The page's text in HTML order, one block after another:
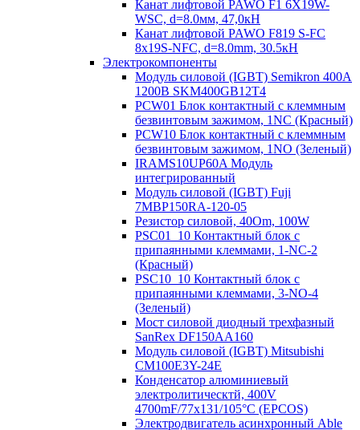
Канат лифтовой PAWO F1 6X19W-
WSC, d=8.0мм, 47,0кН
Канат лифтовой PAWO F819 S-FC
8х19S-NFC, d=8.0mm, 30.5кН
Электрокомпоненты
Модуль силовой (IGBT) Semikron 400А
1200В SKM400GB12T4
PCW01 Блок контактный с клеммным
безвинтовым зажимом, 1NC (Красный)
PCW10 Блок контактный с клеммным
безвинтовым зажимом, 1NO (Зеленый)
IRAMS10UP60A Модуль
интегрированный
Модуль силовой (IGBT) Fuji
7MBP150RA-120-05
Резистор силовой, 40Om, 100W
PSC01_10 Контактный блок с
припаянными клеммами, 1-NC-2
(Красный)
PSC10_10 Контактный блок с
припаянными клеммами, 3-NO-4
(Зеленый)
Мост силовой диодный трехфазный
SanRex DF150AA160
Модуль силовой (IGBT) Mitsubishi
CM100E3Y-24E
Конденсатор алюминиевый
электролитическтй, 400V
4700mF/77x131/105°C (EPCOS)
Электродвигатель асинхронный Able